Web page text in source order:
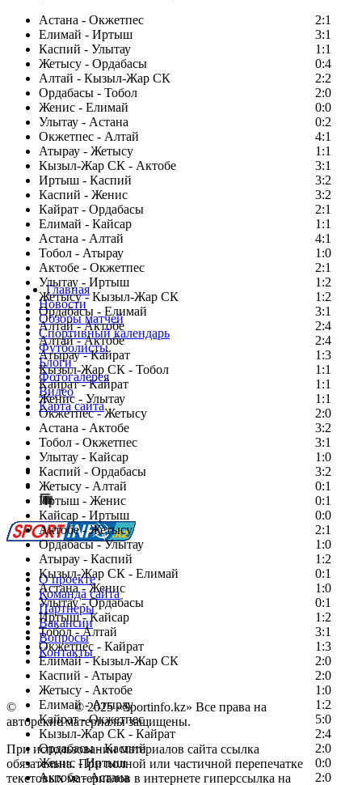
Астана - Окжетпес
2:1
Елимай - Иртыш
3:1
Каспий - Улытау
1:1
Жетысу - Ордабасы
0:4
Алтай - Кызыл-Жар СК
2:2
Ордабасы - Тобол
2:0
Женис - Елимай
0:0
Улытау - Астана
0:2
Окжетпес - Алтай
4:1
Атырау - Жетысу
1:1
Кызыл-Жар СК - Актобе
3:1
Иртыш - Каспий
3:2
Каспий - Женис
3:2
Кайрат - Ордабасы
2:1
Елимай - Кайсар
1:1
Астана - Алтай
4:1
Тобол - Атырау
1:0
Актобе - Окжетпес
2:1
Улытау - Иртыш
1:2
Жетысу - Кызыл-Жар СК
1:2
Ордабасы - Елимай
3:1
Алтай - Актобе
2:4
Алтай - Актобе
2:4
Атырау - Кайрат
1:3
Кызыл-Жар СК - Тобол
1:1
Кайрат - Кайрат
1:1
Женис - Улытау
1:1
Окжетпес - Жетысу
2:0
Астана - Актобе
3:2
Тобол - Окжетпес
3:1
Улытау - Кайсар
1:0
Каспий - Ордабасы
3:2
Жетысу - Алтай
0:1
Иртыш - Женис
0:1
Кайсар - Иртыш
0:0
Актобе - Жетысу
2:1
Ордабасы - Улытау
1:0
Атырау - Каспий
1:2
Кызыл-Жар СК - Елимай
0:1
Астана - Женис
1:0
Улытау - Ордабасы
0:1
Иртыш - Кайсар
1:2
Тобол - Алтай
3:1
Окжетпес - Кайрат
1:3
Елимай - Кызыл-Жар СК
2:0
Каспий - Атырау
2:0
Жетысу - Актобе
1:0
Елимай - Атырау
1:2
Кайрат - Окжетпес
5:0
Кызыл-Жар СК - Кайрат
2:4
Ордабасы - Каспий
2:0
Женис - Иртыш
0:0
Актобе - Астана
2:0
Главная
Новости
Обзоры матчей
Спортивный календарь
Футболисты
Блоги
Фотогалерея
Видео
Карта сайта
Есть идея?
Сообщить о мероприятии
Перейти на старый сайт
О проекте
Команда сайта
Партнеры
Вакансии
Вопросы
Контакты
© Copyright© 2025 «Sportinfo.kz» Все права на
авторские материалы защищены.
При использовании материалов сайта ссылка
обязательна. При полной или частичной перепечатке
текстовых материалов в интернете гиперссылка на